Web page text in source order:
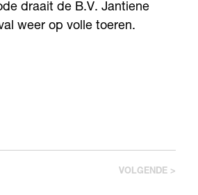
draait de B.V. Jantiene
weer op volle toeren.
VOLGENDE >